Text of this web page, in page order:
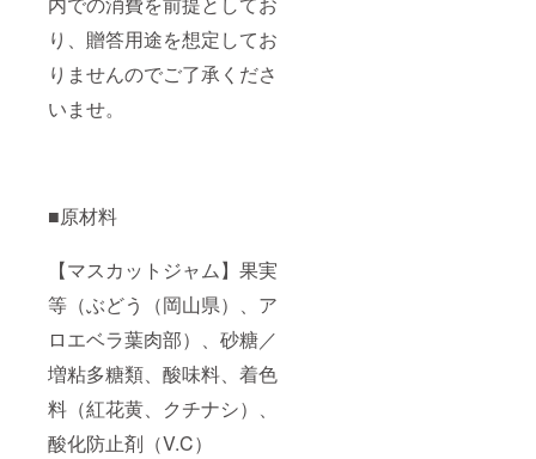
り、贈答用途を想定してお
りませんのでご了承くださ
いませ。
■原材料
【マスカットジャム】果実
等（ぶどう（岡山県）、ア
ロエベラ葉肉部）、砂糖／
増粘多糖類、酸味料、着色
料（紅花黄、クチナシ）、
酸化防止剤（V.C）